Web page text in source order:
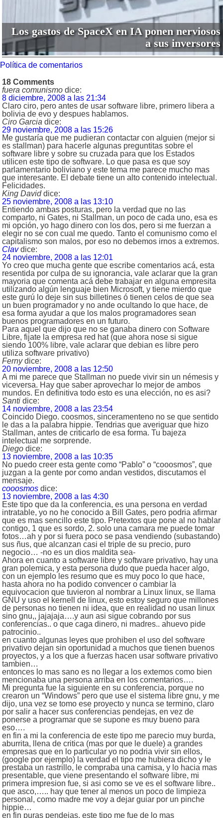
Los gastos de SpaceX en IA ponen nerviosos
a sus inversores
Política de comentarios
18 Comments
fuera comunismo dice:
8 diciembre, 2008 a las 21:34
Claro ciro, pero antes de usar software libre, primero libera a
bolivia de evo y despues hablamos.
Ciro Garcia dice:
29 noviembre, 2008 a las 15:26
Me gustaría que me pudieran contactar con alguien (mejor si
es stallman) para hacerle algunas preguntitas sobre el
software libre y sobre su cruzada para que los Estados
utilicen este tipo de software. Lo que pasa es que soy
parlamentario boliviano y este tema me parece mucho mas
que interesante. El debate tiene un alto contenido intelectual.
Felicidades.
King David dice:
25 noviembre, 2008 a las 13:10
Entiendo ambas posturas, pero la verdad que no las
comparto, ni Gates, ni Stallman, un poco de cada uno, esa es
mi opción, yo hago dinero con los dos, pero si me fuerzan a
elegir no se con cual me quedo. Tanto el comunismo como el
capitalismo son malos, por eso no debemos irnos a extremos.
Clav dice:
24 noviembre, 2008 a las 12:01
Yo creo que mucha gente que escribe comentarios acá, esta
resentida por culpa de su ignorancia, vale aclarar que la gran
mayoria que comenta acá debe trabajar en alguna empresita
utilizando algún lenguaje bien Microsoft, y tiene mierdo que
este gurú lo deje sin sus billetines ó tienen celos de que sea
un buen programador y no ande ocultando lo que hace, de
esa forma ayudar a que los malos programadores sean
buenos programadores en un futuro.
Para aquel que dijo que no se ganaba dinero con Software
Libre, fijate la empresa red hat (que ahora nose si sigue
siendo 100% libre, vale aclarar que debian es libre pero
utiliza software privativo)
Ferny dice:
20 noviembre, 2008 a las 12:50
A mi me parece que Stallman no puede vivir sin un némesis y
viceversa. Hay que saber aprovechar lo mejor de ambos
mundos. En definitiva todo esto es una elección, no es asi?
Santi dice:
14 noviembre, 2008 a las 23:54
Coincido Diego. coosmos, sinceramenteno no se que sentido
le das a la palabra hippie. Tendrias que averiguar que hizo
Stallman, antes de criticarlo de esa forma. Tu bajeza
intelectual me sorprende.
Diego dice:
13 noviembre, 2008 a las 10:35
No puedo creer esta gente como “Pablo” o “cooosmos”, que
juzgan a la gente por como andan vestidos, discutamos el
mensaje.
cooosmos dice:
13 noviembre, 2008 a las 4:30
Este tipo que da la conferencia, es una persona en verdad
intratable, yo no he conocido a Bill Gates, pero podria afirmar
que es mas sencillo este tipo. Pretextos que pone al no hablar
contigo, 1 que es sordo, 2. solo una camara me puede tomar
fotos…ah y por si fuera poco se pasa vendiendo (subastando)
sus ñus, que alcanzan casi el triple de su precio, puro
negocio… -no es un dios maldita sea-
Ahora en cuanto a software libre y software privativo, hay una
gran polemica, y esta persona dudo que pueda hacer algo,
con un ejemplo les resumo que es muy poco lo que hace,
hasta ahora no ha podido convencer o cambiar la
equivocacion que tuvieron al nombrar a Linux linux, se llama
GNU y uso el kernell de linux, esto estoy seguro que millones
de personas no tienen ni idea, que en realidad no usan linux
sino gnu,, jajajaja….y aun asi sigue cobrando por sus
conferencias.. o que caga dinero, ni madres.. ahuevo pide
patrocinio..
en cuanto algunas leyes que prohiben el uso del software
privativo dejan sin oportunidad a muchos que tienen buenos
proyectos, y a los que a fuerzas hacen usar software privativo
tambien…
entonces lo mas sano es no llegar a los extemos como bien
mencionaba una persona arriba en los comentarios….
Mi pregunta fue la siguiente en su conferencia, porque no
crearon un “Windows” pero que use el sistema libre gnu, y me
dijo, una vez se tomo ese proyecto y nunca se termino, claro
por salir a hacer sus conferencias pendejas, en vez de
ponerse a programar que se supone es muy bueno para
eso….
en fin a mi la conferencia de este tipo me parecio muy burda,
aburrita, llena de critica (mas por que le duele) a grandes
empresas que en lo particular yo no podria vivir sin ellos,
(google por ejemplo) la verdad el tipo me hubiera dicho y le
prestaba un rastrillo, le compraba una camisa, y lo hacia mas
presentable, que viene presentando el software libre, mi
primera impresion fue, si asi como se ve es el software libre..
que asco,….. hay que tener al menos un poco de limpieza
personal, como madre me voy a dejar guiar por un pinche
hippie…
en fin puras pendejas, este tipo me fue de lo mas